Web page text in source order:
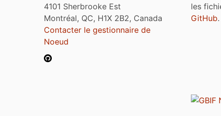
4101 Sherbrooke Est
Montréal, QC, H1X 2B2, Canada
Contacter le gestionnaire de
Noeud
les
GitHub.